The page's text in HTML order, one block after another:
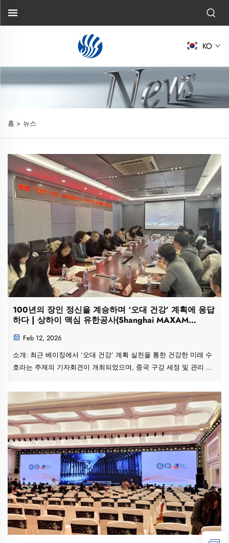
KO
홈 > 뉴스
100년의 장인 정신을 계승하며 ‘오대 건강’ 계획에 응답
하다 | 상하이 맥심 유한공사(Shanghai MAXAM
구축Feb 12, 2026
소개: 최근 베이징에서 ‘오대 건강’ 계획 실천을 통한 건강한 미래 수
호라는 주제의 기자회견이 개최되었으며, 중국 구강 세정 및 관리 제